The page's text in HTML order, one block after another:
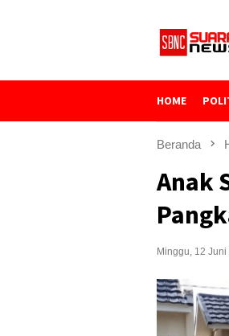
HOME
Beranda
Anak
Minggu, 12